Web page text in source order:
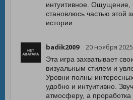
интуитивное. Ощущение,
становлюсь частью этой
истории.
badik2009 20 ноября
Эта игра захватывает
визуальным стилем и
Уровни полны
удобно и интуитивно.
атмосферу, а